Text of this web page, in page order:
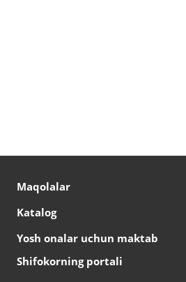
Maqolalar
Katalog
Yosh onalar uchun maktab
Shifokorning portali